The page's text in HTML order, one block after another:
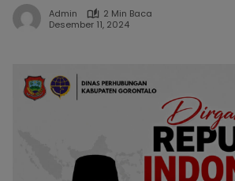
Admin
2 Min Baca
Desember 11, 2024